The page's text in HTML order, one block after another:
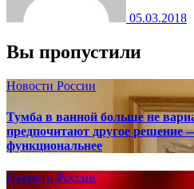
05.03.2018
Вы пропустили
Новости России
Тумба в ванной больше не
предпочитают другое решение
функциональнее
Новости России